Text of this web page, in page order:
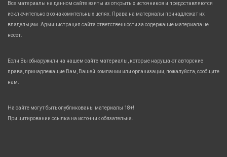
Все материалы на данном сайте взяты из открытых источников и предоставляются
исключительно в ознакомительных целях. Права на материалы принадлежат их
владельцам. Администрация сайта ответственности за содержание материала не
несет.
Если Вы обнаружили на нашем сайте материалы, которые нарушают авторские
права, принадлежащие Вам, Вашей компании или организации, пожалуйста, сообщите
нам.
На сайте могут быть опубликованы материалы 18+!
При цитировании ссылка на источник обязательна.